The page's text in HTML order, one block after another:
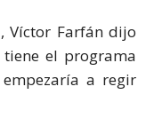
Víctor Farfán dijo
el programa
a regir